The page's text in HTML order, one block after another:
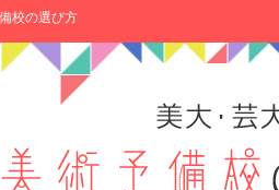
校の選び方